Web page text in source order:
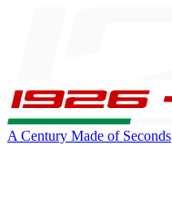
A Century Made of Seconds